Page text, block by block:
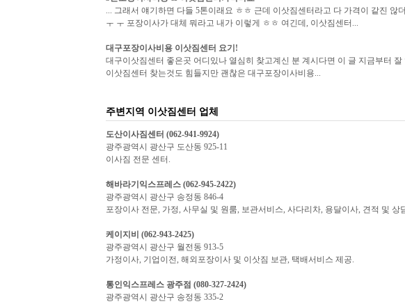
... 그래서 얘기하면 다들 5톤이래요 ㅎㅎ 근데 이삿짐센터라고 다 가격이 같진 않
ㅜ ㅜ 포장이사가 대체 뭐라고 내가 이렇게 ㅎㅎ 여긴데, 이삿짐센터...
대구포장이사비용 이삿짐센터 요기!
대구이삿짐센터 좋은곳 어디있나 열심히 찾고계신 분 계시다면 이 글 지금부터
이삿짐센터 찾는것도 힘들지만 괜찮은 대구포장이사비용...
주변지역 이삿짐센터 업체
도산이사짐센터 (062-941-9924)
광주광역시 광산구 도산동 925-11
이사짐 전문 센터.
해바라기익스프레스 (062-945-2422)
광주광역시 광산구 송정동 846-4
포장이사 전문, 가정, 사무실 및 원룸, 보관서비스, 사다리차, 용달이사, 견적 및 상
케이지비 (062-943-2425)
광주광역시 광산구 월전동 913-5
가정이사, 기업이전, 해외포장이사 및 이삿짐 보관, 택배서비스 제공.
통인익스프레스 광주점 (080-327-2424)
광주광역시 광산구 송정동 335-2